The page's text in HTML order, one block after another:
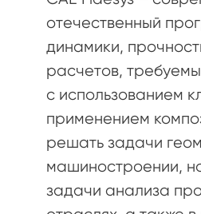
отечественный
динамики,
расчетов,
с использованием
применением
решать задачи
машиностроении,
задачи анализа